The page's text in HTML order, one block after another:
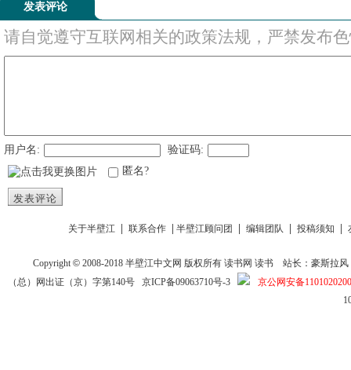
发表评论
请自觉遵守互联网相关的政策法规，严禁发布
用户名:
验证码:
匿名?
发表评论
关于半壁江 联系合作 半壁江顾问团 编辑团队 投稿须知
Copyright © 2008-2018半壁江中文网 版权所有读书网 读书
站长：豪斯拉风
（总）网出证（京）字第140号 京ICP备09063710号-3
京公网安备